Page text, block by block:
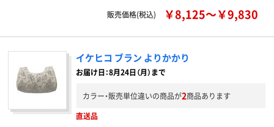
販売価格(税込)
￥8,125～￥9,830
イケヒコ ブラン よりかかり
お届け日：8月24日（月）まで
カラー・販売単位違いの商品が2商品あります
直送品